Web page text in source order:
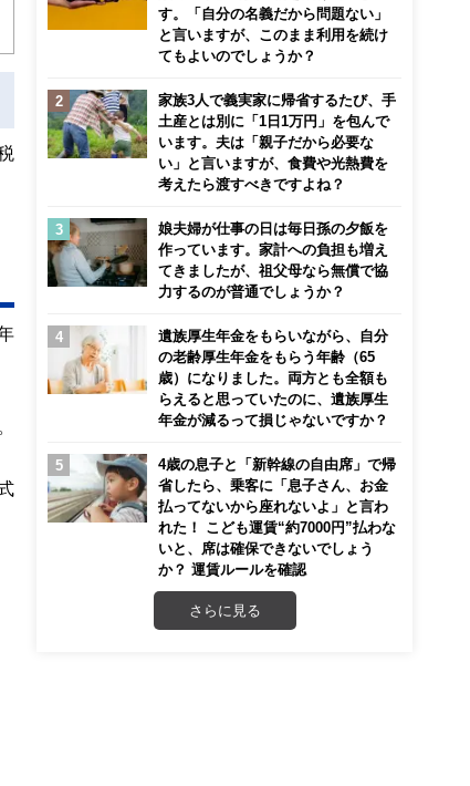
す。「自分の名義だから問題ない」
と言いますが、このまま利用を続け
てもよいのでしょうか？
家族3人で義実家に帰省するたび、手
土産とは別に「1日1万円」を包んで
います。夫は「親子だから必要な
い」と言いますが、食費や光熱費を
考えたら渡すべきですよね？
娘夫婦が仕事の日は毎日孫の夕飯を
作っています。家計への負担も増え
てきましたが、祖父母なら無償で協
力するのが普通でしょうか？
遺族厚生年金をもらいながら、自分
の老齢厚生年金をもらう年齢（65
歳）になりました。両方とも全額も
らえると思っていたのに、遺族厚生
年金が減るって損じゃないですか？
4歳の息子と「新幹線の自由席」で帰
省したら、乗客に「息子さん、お金
払ってないから座れないよ」と言わ
れた！ こども運賃“約7000円”払わな
いと、席は確保できないでしょう
か？ 運賃ルールを確認
さらに見る